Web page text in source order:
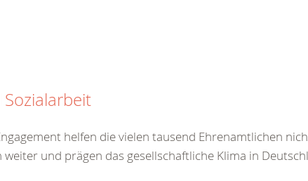
helfen die vielen tausend Ehrenamtlichen
und prägen das gesellschaftliche Klima in